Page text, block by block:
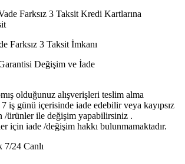
Kredi Kartlarına
Farksız 3 Taksit İmkanı
Değişim ve İade
olduğunuz alışverişleri teslim alma
iş günü içerisinde iade edebilir veya kayıpsız
/ürünler ile değişim yapabilirsiniz .
için iade /değişim hakkı bulunmamaktadır.
7/24 Canlı